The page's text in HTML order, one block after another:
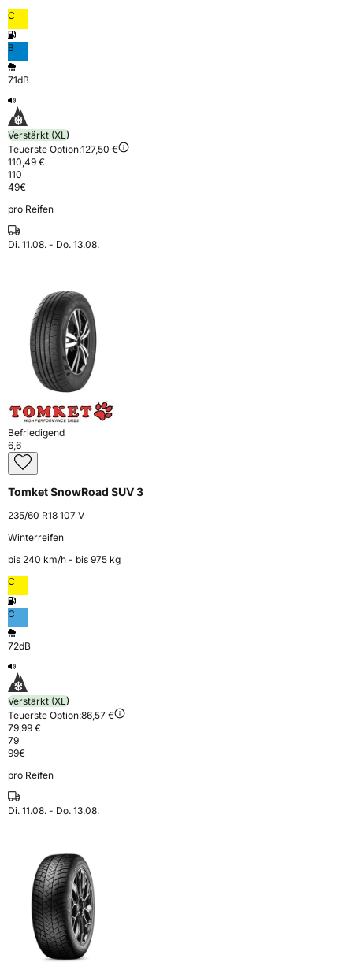
C
B
71dB
Verstärkt (XL)
Teuerste Option:127,50 €
110,49 €
110
49€
pro Reifen
Di. 11.08. - Do. 13.08.
Befriedigend
6,6
Tomket SnowRoad SUV 3
235/60 R18 107 V
Winterreifen
bis 240 km⁠/⁠h - bis 975 kg
C
C
72dB
Verstärkt (XL)
Teuerste Option:86,57 €
79,99 €
79
99€
pro Reifen
Di. 11.08. - Do. 13.08.